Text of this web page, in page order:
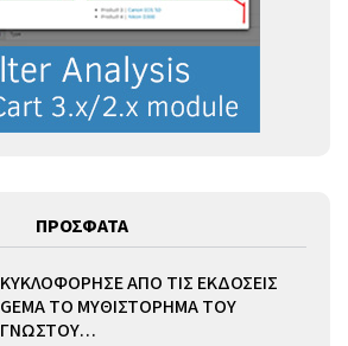
ΠΡΟΣΦΑΤΑ
ΚΥΚΛΟΦΟΡΗΣΕ ΑΠΟ ΤΙΣ ΕΚΔΟΣΕΙΣ
GEMA ΤΟ ΜΥΘΙΣΤΟΡΗΜΑ ΤΟΥ
ΓΝΩΣΤΟΥ…